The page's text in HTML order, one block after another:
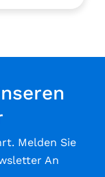
Melden Sie
An